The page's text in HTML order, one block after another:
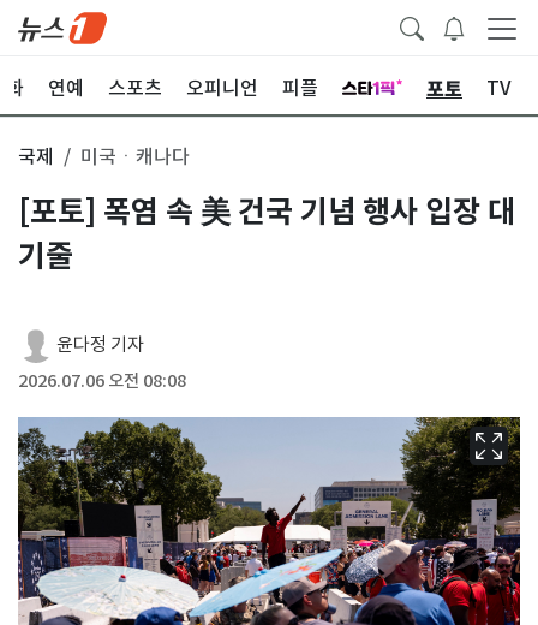
화 연예 스포츠 오피니언 피플 포토 TV
국제 미국ㆍ캐나다
[포토] 폭염 속 美 건국 기념 행사 입장 대
기줄
윤다정 기자
2026.07.06 오전 08:08